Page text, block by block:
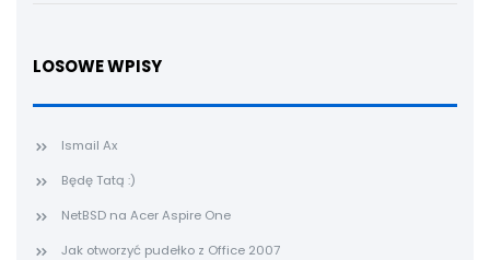
LOSOWE WPISY
Ismail Ax
Będę Tatą :)
NetBSD na Acer Aspire One
Jak otworzyć pudełko z Office 2007